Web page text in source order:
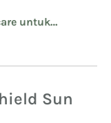
untuk
Sun